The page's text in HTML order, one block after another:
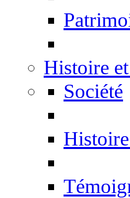
Histoire
Société